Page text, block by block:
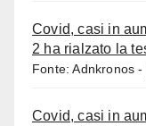
Covid, casi in
2 ha rialzato la
Fonte: Adnkronos -
Covid, casi in